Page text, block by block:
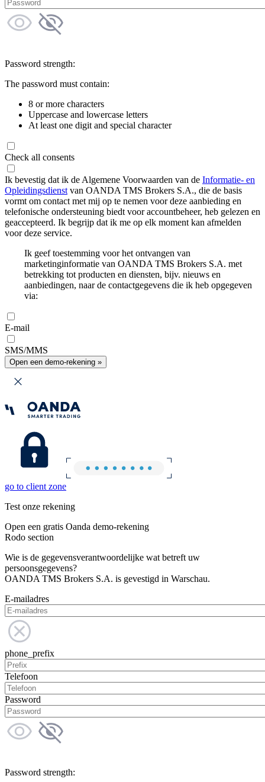
Password strength:
The password must contain:
8 or more characters
Uppercase and lowercase letters
At least one digit and special character
Check all consents
Ik bevestig dat ik de Algemene Voorwaarden van de Informatie- en
Opleidingsdienst van OANDA TMS Brokers S.A., die de basis
vormt om contact met mij op te nemen voor deze aanbieding en
telefonische ondersteuning biedt voor accountbeheer, heb gelezen en
geaccepteerd. Ik begrijp dat ik me op elk moment kan afmelden
voor deze service.
Ik geef toestemming voor het ontvangen van
marketinginformatie van OANDA TMS Brokers S.A. met
betrekking tot producten en diensten, bijv. nieuws en
aanbiedingen, naar de contactgegevens die ik heb opgegeven
via:
E-mail
SMS/MMS
Open een demo-rekening »
go to client zone
Test onze rekening
Open een gratis Oanda demo-rekening
Rodo section
Wie is de gegevensverantwoordelijke wat betreft uw
persoonsgegevens?
OANDA TMS Brokers S.A. is gevestigd in Warschau.
E-mailadres
phone_prefix
Telefoon
Password
Password strength: